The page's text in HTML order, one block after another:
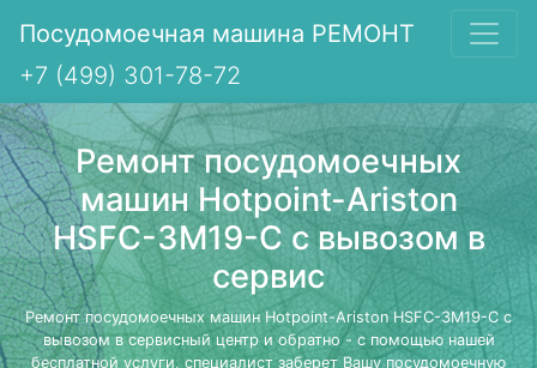
Посудомоечная машина РЕМОНТ
+7 (499) 301-78-72
Ремонт посудомоечных
машин Hotpoint-Ariston
HSFC-3M19-C с вывозом в
сервис
Ремонт посудомоечных машин Hotpoint-Ariston HSFC-3M19-C с
вывозом в сервисный центр и обратно - с помощью нашей
бесплатной услуги, специалист заберет Вашу посудомоечную